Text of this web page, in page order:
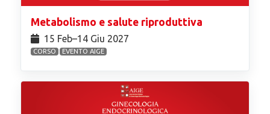
Metabolismo e salute riproduttiva
15 Feb⁠–14 Giu 2027
CORSO EVENTO AIGE